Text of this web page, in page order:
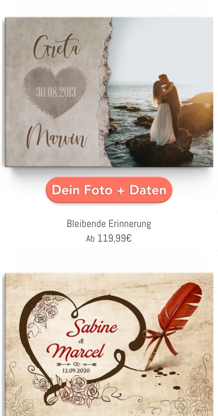
Bleibende Erinnerung
Ab 119,99€